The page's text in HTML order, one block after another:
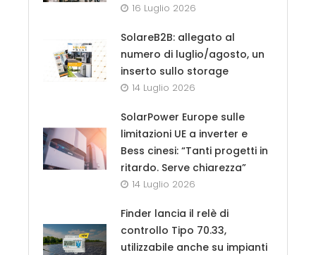
16 Luglio 2026
SolareB2B: allegato al
numero di luglio/agosto, un
inserto sullo storage
14 Luglio 2026
SolarPower Europe sulle
limitazioni UE a inverter e
Bess cinesi: “Tanti progetti in
ritardo. Serve chiarezza”
14 Luglio 2026
Finder lancia il relè di
controllo Tipo 70.33,
utilizzabile anche su impianti